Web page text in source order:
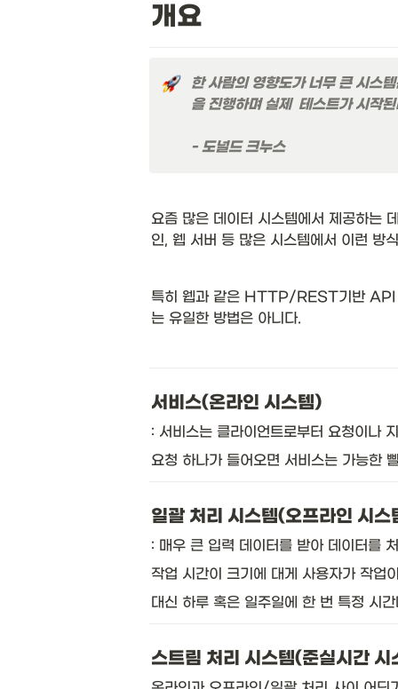
개요
한 사람의 영향도가 너무 큰 시스
을 진행하며 실제  테스트가 시작
- 도널드 크누스
요즘 많은 데이터 시스템에서 제공하는
인, 웹 서버 등 많은 시스템에서 이런 방
특히 웹과 같은 HTTP/REST기반 API
는 유일한 방법은 아니다.
서비스(온라인 시스템)
: 서비스는 클라이언트로부터 요청이나
요청 하나가 들어오면 서비스는 가능한
일괄 처리 시스템(오프라인 시스
: 매우 큰 입력 데이터를 받아 데이터를
작업 시간이 크기에 대게 사용자가 작업
대신 하루 혹은 일주일에 한 번 특정 시
스트림 처리 시스템(준실시간 시